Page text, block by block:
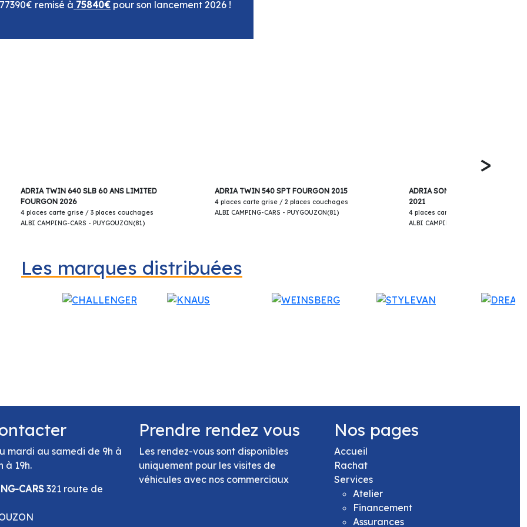
remisé à 75840€ pour son lancement 2026 !
ADRIA TWIN 640 SLB 60 ANS LIMITED
FOURGON 2026
4 places carte grise / 3 places couchages
ALBI CAMPING-CARS - PUYGOUZON(81)
ADRIA TWIN 540 SPT FOURGON 2015
4 places carte grise / 2 places couchages
ALBI CAMPING-CARS - PUYGOUZON(81)
ADRIA SONIC AXESS 600 SL
2021
4 places carte grise / 4 places
ALBI CAMPING-CARS -
>
Les marques distribuées
mardi au samedi de 9h à
à 19h.
CARS 321 route de
Prendre rendez vous
Les rendez-vous sont disponibles
uniquement pour les visites de
véhicules avec nos commerciaux
Nos pages
Accueil
Rachat
Services
Atelier
Financement
Assurances